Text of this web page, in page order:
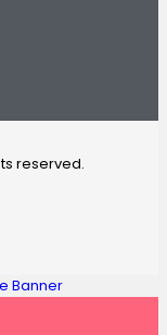
reserved.
Banner